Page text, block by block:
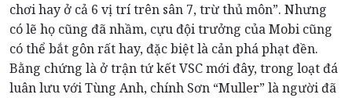
chơi hay ở cả 6 vị trí trên sân 7, trừ thủ môn”. Nhưng
có lẽ họ cũng đã nhầm, cựu đội trưởng của Mobi cũng
có thể bắt gôn rất hay, đặc biệt là cản phá phạt đền.
Bằng chứng là ở trận tứ kết VSC mới đây, trong loạt đá
luân lưu với Tùng Anh, chính Sơn “Muller” là người đã